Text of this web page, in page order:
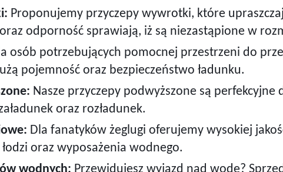
Proponujemy przyczepy wywrotki, które
odporność sprawiają, iż są niezastąpione w
osób potrzebujących pomocnej przestrzeni do
pojemność oraz bezpieczeństwo ładunku.
Nasze przyczepy podwyższone są
oraz rozładunek.
Dla fanatyków żeglugi oferujemy wysokiej
oraz wyposażenia wodnego.